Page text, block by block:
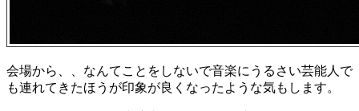
会場から、、なんてことをしないで音楽にうるさい芸能人で
も連れてきたほうが印象が良くなったような気もします。